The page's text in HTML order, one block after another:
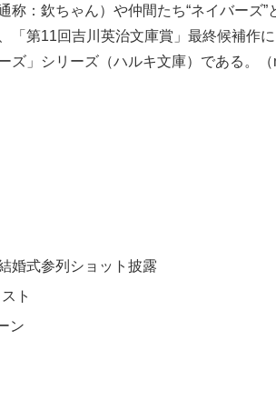
称：欽ちゃん）や仲間たち“ネイバーズ
「第11回吉川英治文庫賞」最終候補作
ズ」シリーズ（ハルキ文庫）である。（
婚式参列ショット披露
ト
ン